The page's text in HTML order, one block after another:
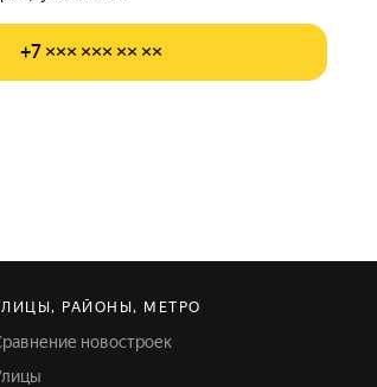
+7 ××× ××× ×× ××
РАЙОНЫ, МЕТРО
Сравнение новостроек
Улицы